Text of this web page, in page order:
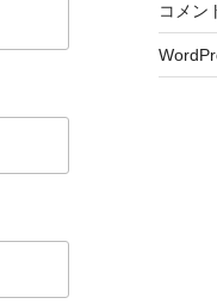
コメン